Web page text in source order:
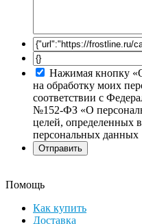
Нажимая кнопку
на обработку моих
соответствии с
№152-ФЗ «О
целей, определенных
персональных данных
Помощь
Как купить
Доставка